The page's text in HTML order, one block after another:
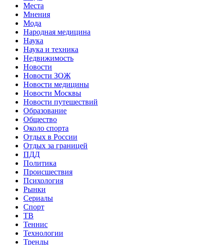
Места
Мнения
Мода
Народная медицина
Наука
Наука и техника
Недвижимость
Новости
Новости ЗОЖ
Новости медицины
Новости Москвы
Новости путешествий
Образование
Общество
Около спорта
Отдых в России
Отдых за границей
ПДД
Политика
Происшествия
Психология
Рынки
Сериалы
Спорт
ТВ
Теннис
Технологии
Тренды